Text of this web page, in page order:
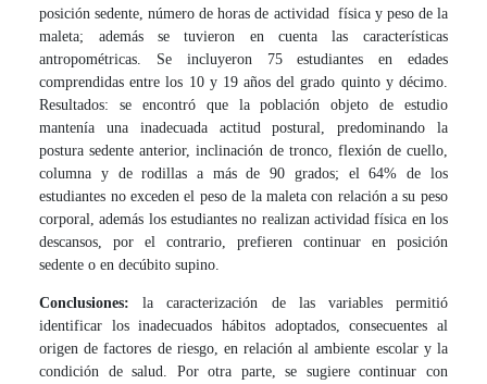
posición sedente, número de horas de actividad física y peso de la
maleta; además se tuvieron en cuenta las características
antropométricas. Se incluyeron 75 estudiantes en edades
comprendidas entre los 10 y 19 años del grado quinto y décimo.
Resultados: se encontró que la población objeto de estudio
mantenía una inadecuada actitud postural, predominando la
postura sedente anterior, inclinación de tronco, flexión de cuello,
columna y de rodillas a más de 90 grados; el 64% de los
estudiantes no exceden el peso de la maleta con relación a su peso
corporal, además los estudiantes no realizan actividad física en los
descansos, por el contrario, prefieren continuar en posición
sedente o en decúbito supino.
Conclusiones: la caracterización de las variables permitió
identificar los inadecuados hábitos adoptados, consecuentes al
origen de factores de riesgo, en relación al ambiente escolar y la
condición de salud. Por otra parte, se sugiere continuar con